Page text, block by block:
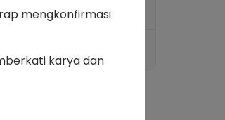
Buayamengkonfirmasi
karya dan